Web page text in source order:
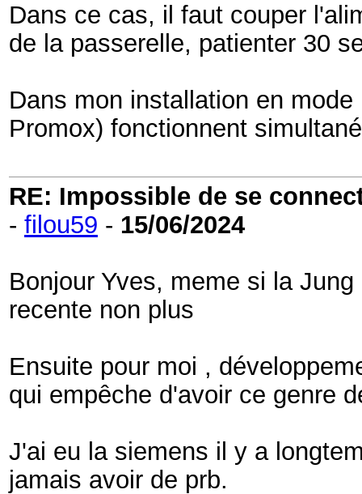
Dans ce cas, il faut couper
de la passerelle, patienter 30
Dans mon installation en
Promox) fonctionnent
RE: Impossible de se
- filou59 - 15/06/2024
Bonjour Yves, meme si la
recente non plus
Ensuite pour moi ,
qui empêche d'avoir ce genre
J'ai eu la siemens il y a
jamais avoir de prb.